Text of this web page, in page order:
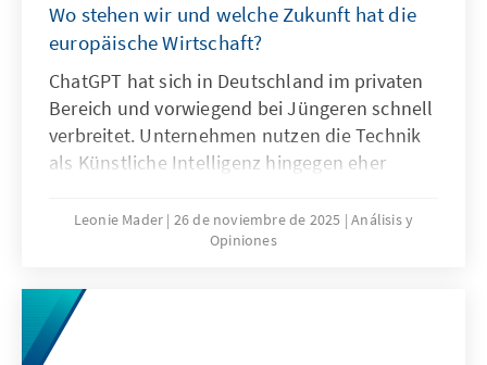
Wo stehen wir und welche Zukunft hat die
europäische Wirtschaft?
ChatGPT hat sich in Deutschland im privaten
Bereich und vorwiegend bei Jüngeren schnell
verbreitet. Unternehmen nutzen die Technik
als Künstliche Intelligenz hingegen eher
hierfür sind nicht nur technische
Eigenschaften von ChatGPT, sondern auch
oder die Spezifikation. Für Europa geht es
deshalb nicht darum, ChatGPT mit
Verzögerung nachzubauen. Vielmehr gilt es
Leonie Mader 26 de noviembre de 2025 Análisis y
Opiniones